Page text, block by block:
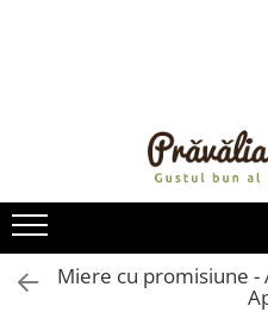
ULEIURI ȘI UNTURI
MĂSLINE
NUCI ȘI SEMINȚE
FRUCTE DESHIDRATATE
Miere cu promisiune -